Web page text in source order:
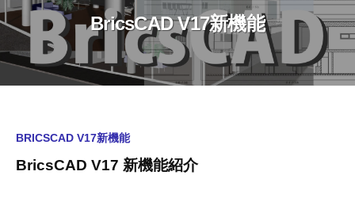
BricsCAD V17新機能
BricsCAD
V17
BRICSCAD V17新機能
BricsCAD V17 新機能紹介